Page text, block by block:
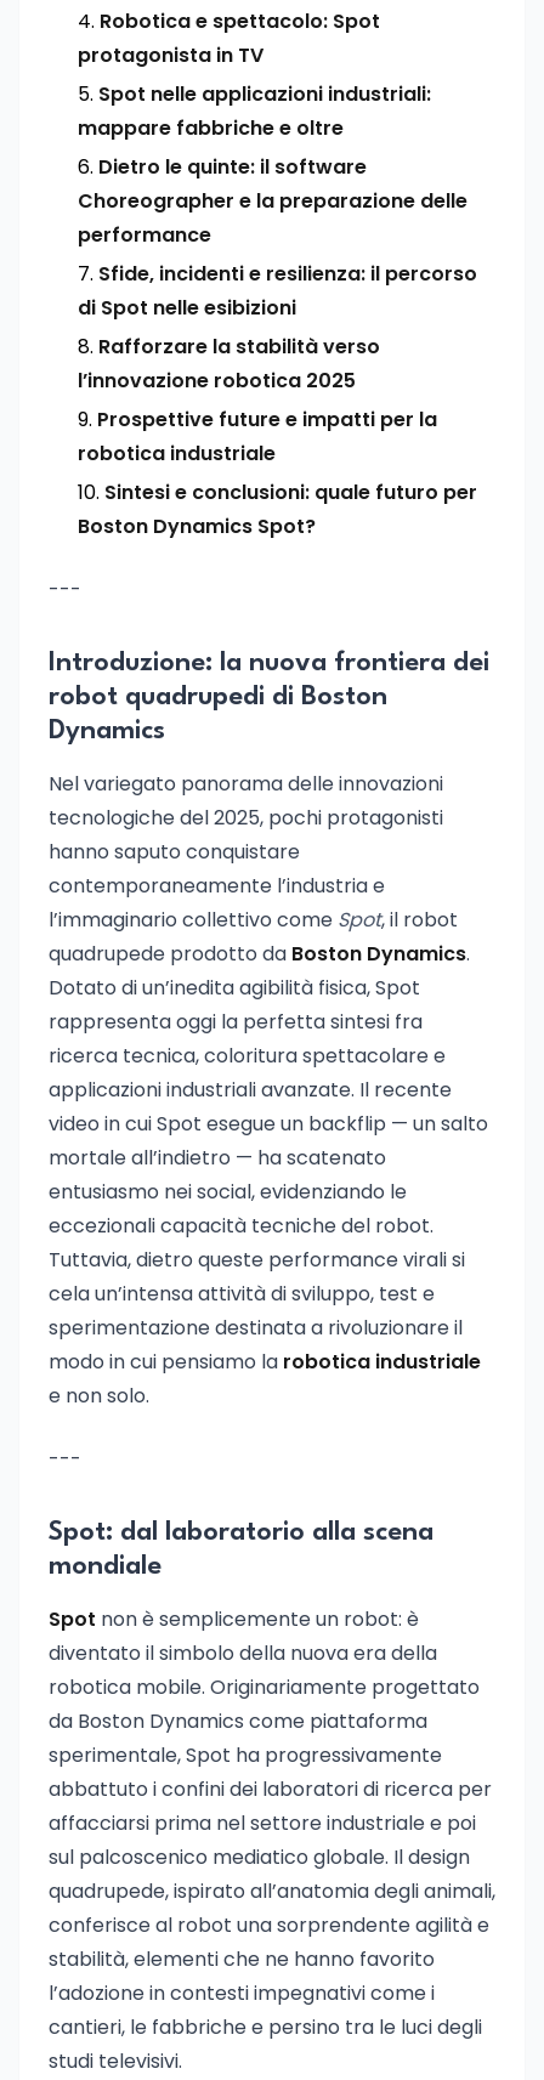
Robotica e spettacolo: Spot
protagonista in TV
Spot nelle applicazioni industriali:
mappare fabbriche e oltre
Dietro le quinte: il software
Choreographer e la preparazione delle
performance
Sfide, incidenti e resilienza: il percorso
di Spot nelle esibizioni
Rafforzare la stabilità verso
l’innovazione robotica 2025
Prospettive future e impatti per la
robotica industriale
Sintesi e conclusioni: quale futuro per
Boston Dynamics Spot?
---
Introduzione: la nuova frontiera dei
robot quadrupedi di Boston
Dynamics
Nel variegato panorama delle innovazioni
tecnologiche del 2025, pochi protagonisti
hanno saputo conquistare
contemporaneamente l’industria e
l’immaginario collettivo come Spot, il robot
quadrupede prodotto da Boston Dynamics.
Dotato di un’inedita agibilità fisica, Spot
rappresenta oggi la perfetta sintesi fra
ricerca tecnica, coloritura spettacolare e
applicazioni industriali avanzate. Il recente
video in cui Spot esegue un backflip — un salto
mortale all’indietro — ha scatenato
entusiasmo nei social, evidenziando le
eccezionali capacità tecniche del robot.
Tuttavia, dietro queste performance virali si
cela un’intensa attività di sviluppo, test e
sperimentazione destinata a rivoluzionare il
modo in cui pensiamo la robotica industriale
e non solo.
---
Spot: dal laboratorio alla scena
mondiale
Spot non è semplicemente un robot: è
diventato il simbolo della nuova era della
robotica mobile. Originariamente progettato
da Boston Dynamics come piattaforma
sperimentale, Spot ha progressivamente
abbattuto i confini dei laboratori di ricerca per
affacciarsi prima nel settore industriale e poi
sul palcoscenico mediatico globale. Il design
quadrupede, ispirato all’anatomia degli animali,
conferisce al robot una sorprendente agilità e
stabilità, elementi che ne hanno favorito
l’adozione in contesti impegnativi come i
cantieri, le fabbriche e persino tra le luci degli
studi televisivi.